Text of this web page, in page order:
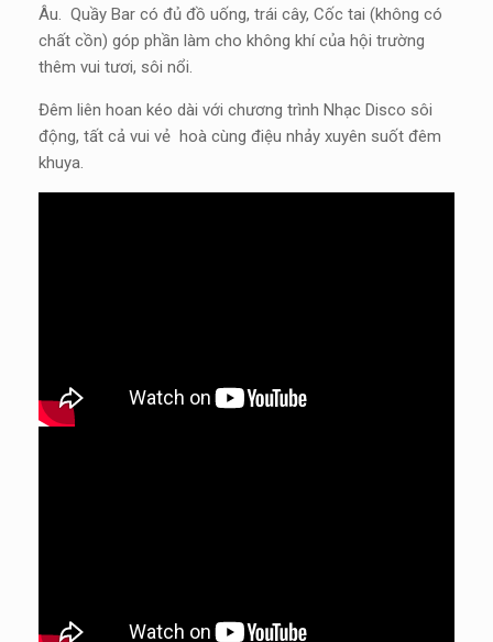
Âu. Quầy Bar có đủ đồ uống, trái cây, Cốc tai (không có
chất cồn) góp phần làm cho không khí của hội trường
thêm vui tươi, sôi nổi.
Đêm liên hoan kéo dài với chương trình Nhạc Disco sôi
động, tất cả vui vẻ hoà cùng điệu nhảy xuyên suốt đêm
khuya.